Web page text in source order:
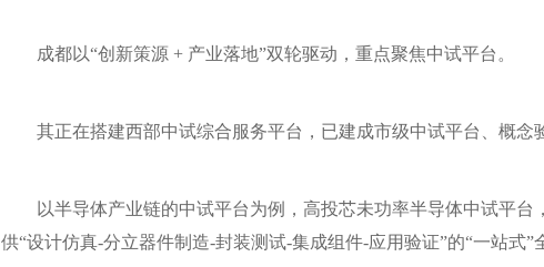
成都以“创新策源 + 产业落地”双轮驱动，重点聚焦中试平台。
其正在搭建西部中试综合服务平台，已建成市级中试平台、概念
以半导体产业链的中试平台为例，高投芯未功率半导体中试平
供“设计仿真-分立器件制造-封装测试-集成组件-应用验证”的“一站式”